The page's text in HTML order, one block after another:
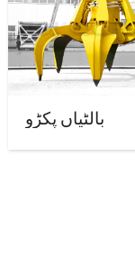
بالٹیاں پکڑو